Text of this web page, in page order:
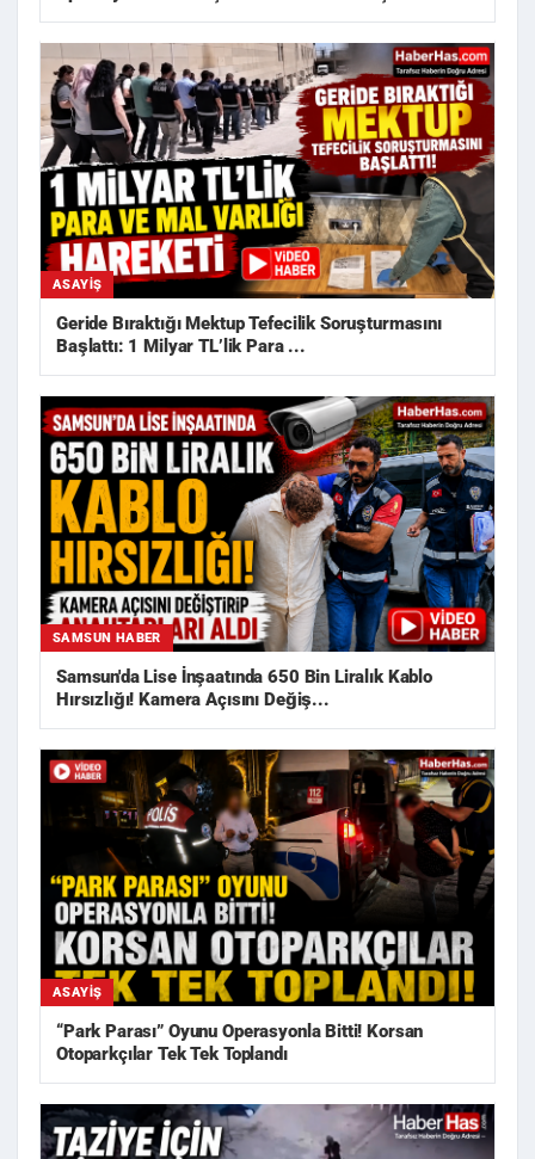
ASAYIŞ
Geride Bıraktığı Mektup Tefecilik Soruşturmasını
Başlattı: 1 Milyar TL’lik Para ...
SAMSUN HABER
Samsun'da Lise İnşaatında 650 Bin Liralık Kablo
Hırsızlığı! Kamera Açısını Değiş...
ASAYIŞ
“Park Parası” Oyunu Operasyonla Bitti! Korsan
Otoparkçılar Tek Tek Toplandı